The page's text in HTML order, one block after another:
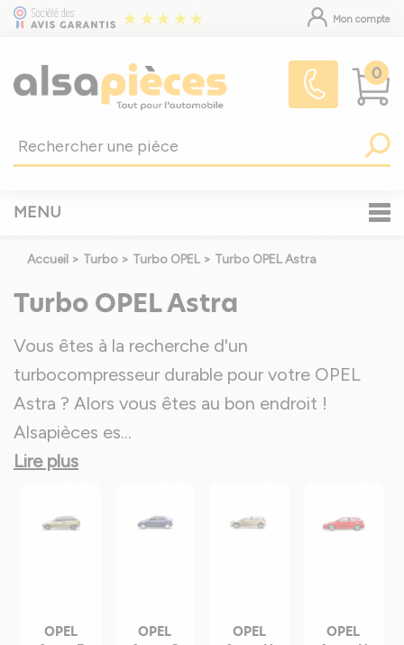
Mon compte
0
MENU
Accueil > Turbo > Turbo OPEL > Turbo OPEL Astra
Turbo OPEL Astra
Vous êtes à la recherche d'un
turbocompresseur durable pour votre OPEL
Astra ? Alors vous êtes au bon endroit !
Alsapièces es...
Lire plus
OPEL
OPEL
OPEL
OPEL